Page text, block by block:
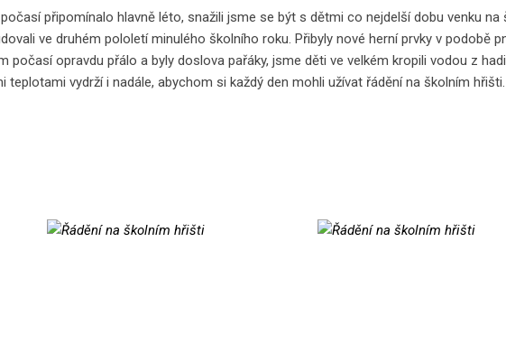
připomínalo hlavně léto, snažili jsme se být s dětmi co nejdelší dobu venku
ve druhém pololetí minulého školního roku. Přibyly nové herní prvky v podobě
počasí opravdu přálo a byly doslova pařáky, jsme děti ve velkém kropili vodou z
teplotami vydrží i nadále, abychom si každý den mohli užívat řádění na školním hřišti.